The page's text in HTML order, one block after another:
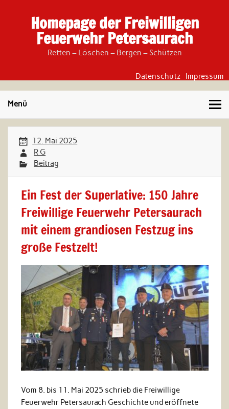
Homepage der Freiwilligen
Feuerwehr Petersaurach
Retten – Löschen – Bergen – Schützen
Datenschutz Impressum
Menü
12. Mai 2025
R G
Beitrag
Ein Fest der Superlative: 150 Jahre
Freiwillige Feuerwehr Petersaurach
mit einem grandiosen Festzug ins
große Festzelt!
Vom 8. bis 11. Mai 2025 schrieb die Freiwillige
Feuerwehr Petersaurach Geschichte und eröffnete